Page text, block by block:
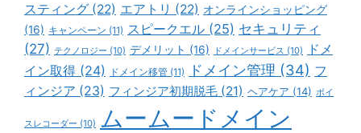
スティング (22) エアトリ (22) オンラインショッピング
(16) キャンペーン (11) スピークエル (25) セキュリティ
(27) テクノロジー (10) デメリット (16) ドメインサービス (10)
ドメ
イン取得 (24) ドメイン移管 (11) ドメイン管理 (34) フ
ィンジア (23) フィンジア初期脱毛 (21) ヘアケア (14) ボイ
スレコーダー (10) ムームードメイン